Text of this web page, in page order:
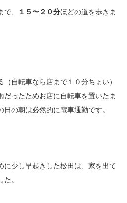
、 １５〜２０分ほどの道を歩きま
自転車なら店まで１０分ちょい）
だったためお店に自転車を置いたま
の朝は必然的に電車通勤です。
に少し早起きした松田は、家を出て
。